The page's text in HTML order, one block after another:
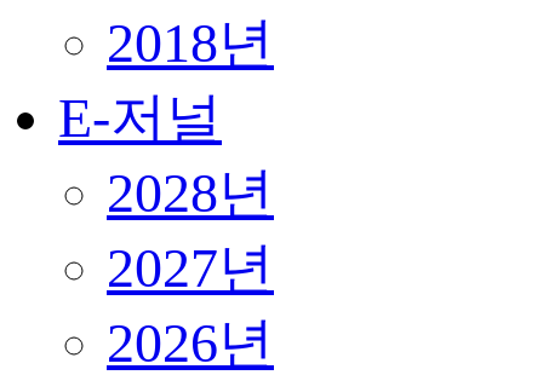
2018년
E-저널
2028년
2027년
2026년